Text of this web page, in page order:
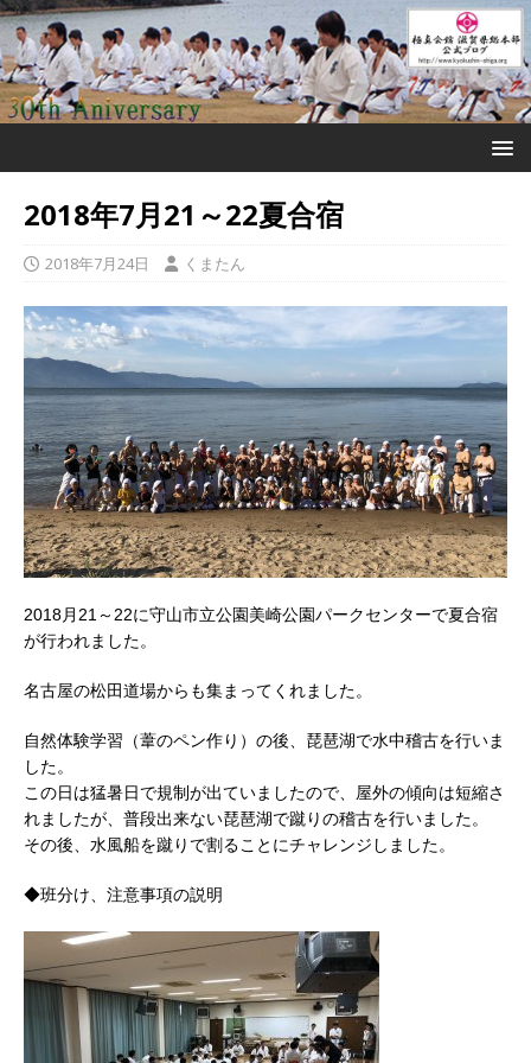
2018年7月21～22夏合宿
2018年7月24日 くまたん
2018月21～22に守山市立公園美崎公園パークセンターで夏合宿
が行われました。
名古屋の松田道場からも集まってくれました。
自然体験学習（葦のペン作り）の後、琵琶湖で水中稽古を行いま
した。
この日は猛暑日で規制が出ていましたので、屋外の傾向は短縮さ
れましたが、普段出来ない琵琶湖で蹴りの稽古を行いました。
その後、水風船を蹴りで割ることにチャレンジしました。
◆班分け、注意事項の説明